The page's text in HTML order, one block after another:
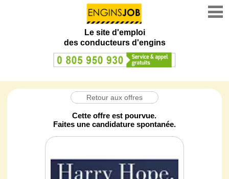
Le site d'emploi
des conducteurs d'engins
Retour aux offres
Cette offre est pourvue.
Faites une candidature spontanée.